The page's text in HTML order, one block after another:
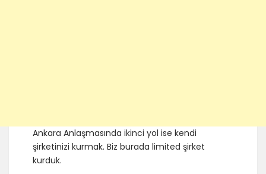
Ankara Anlaşmasında ikinci yol ise kendi
şirketinizi kurmak. Biz burada limited şirket
kurduk.